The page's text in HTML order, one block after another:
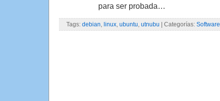
para ser probada…
Tags: debian linux ubuntu utnubu | Categorías: Software